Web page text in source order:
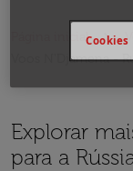
Página inicial
Voos N'Djamena -
Explorar
para a
Cookies